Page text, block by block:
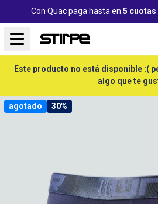
Con Quac paga hasta en 5 cuotas
Este producto no está disponible :(
algo que te
agotado 30%